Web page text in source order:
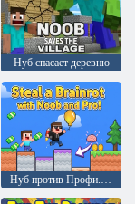
Нуб спасает деревню
Нуб против Профи. Украдите Брейнрот